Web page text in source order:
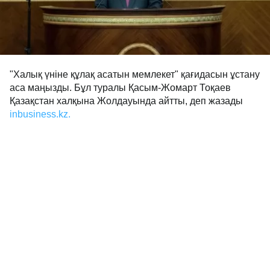
"Халық үніне құлақ асатын мемлекет" қағидасын ұстану
аса маңызды. Бұл туралы Қасым-Жомарт Тоқаев
Қазақстан халқына Жолдауында айтты, деп жазады
inbusiness.kz.